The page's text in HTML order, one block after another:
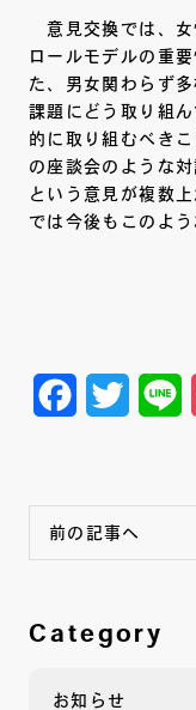
意見交換では、女
ロールモデルの重
た、男女関わらず
課題にどう取り組
的に取り組むべき
の座談会のような
という意見が複数
では今後もこのよ
Facebook
前の記事へ
Category
お知らせ